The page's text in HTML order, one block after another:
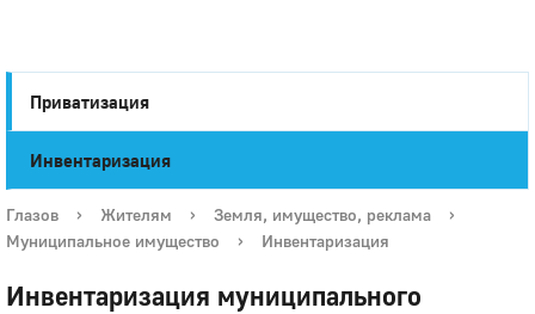
Город
Глазов
Приватизация
Инвентаризация
Глазов › Жителям › Земля, имущество, реклама
›
Муниципальное имущество
› Инвентаризация
Инвентаризация муниципального